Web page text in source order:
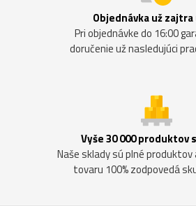
Objednávka už zajtra
Pri objednávke do 16:00
doručenie už nasledujúci
Vyše 30 000 produktov
Naše sklady sú plné
tovaru 100% zodpovedá